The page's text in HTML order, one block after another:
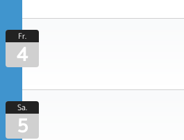
Fr.
4
Sa.
5